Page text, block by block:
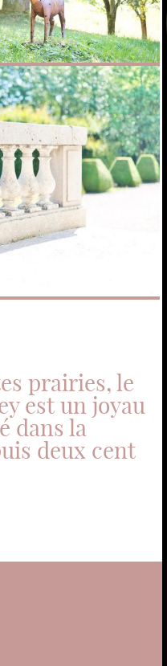
prairies, le
est un joyau
dans la
deux cent